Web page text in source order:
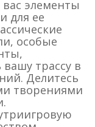
элементы
для ее
особые
трассу в
Делитесь
творениями